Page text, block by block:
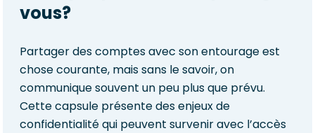
vous?
Partager des comptes avec son entourage est
chose courante, mais sans le savoir, on
communique souvent un peu plus que prévu.
Cette capsule présente des enjeux de
confidentialité qui peuvent survenir avec l’accès